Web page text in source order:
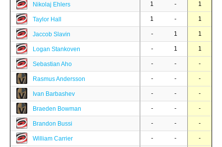
Nikolaj Ehlers 1 - 1
Taylor Hall 1 - 1
Jaccob Slavin - 1 1
Logan Stankoven - 1 1
Sebastian Aho - - -
Rasmus Andersson - - -
Ivan Barbashev - - -
Braeden Bowman - - -
Brandon Bussi - - -
William Carrier - - -